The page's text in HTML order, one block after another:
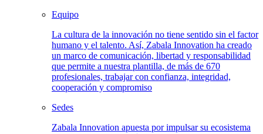
Equipo
La cultura de la innovación no tiene sentido sin el factor
humano y el talento. Así, Zabala Innovation ha creado
un marco de comunicación, libertad y responsabilidad
que permite a nuestra plantilla, de más de 670
profesionales, trabajar con confianza, integridad,
cooperación y compromiso
Sedes
Zabala Innovation apuesta por impulsar su ecosistema